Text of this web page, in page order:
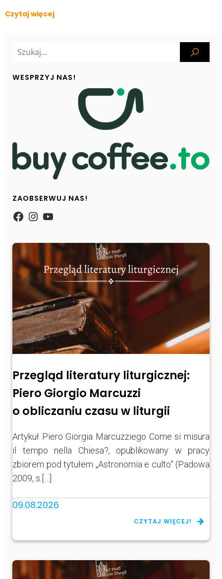
Czytaj więcej
WESPRZYJ NAS!
ZAOBSERWUJ NAS!
https://www.facebook.com/
Instagram
YouTube
Przegląd literatury liturgicznej:
Piero Giorgio Marcuzzi
o obliczaniu czasu w liturgii
Artykuł Piero Giorgia Marcuzziego Come si misura
il tempo nella Chiesa?, opublikowany w pracy
zbiorem pod tytułem „Astronomia e culto” (Padowa
2009, s.[…]
09.08.2026
CZYTAJ WIĘCEJ!